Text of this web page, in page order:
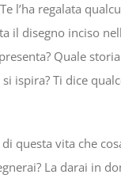
l’ha regalata
il disegno inciso
Quale
ispira? Ti dice
questa vita che
La darai in